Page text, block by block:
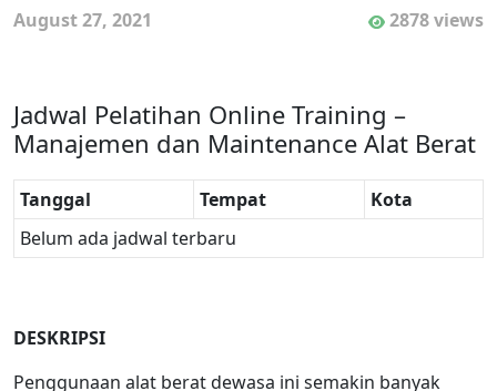
August 27, 2021 2878 views
Jadwal Pelatihan Online Training –
Manajemen dan Maintenance Alat Berat
Tanggal Tempat
Kota
Belum ada jadwal terbaru
DESKRIPSI
Penggunaan alat berat dewasa ini semakin banyak